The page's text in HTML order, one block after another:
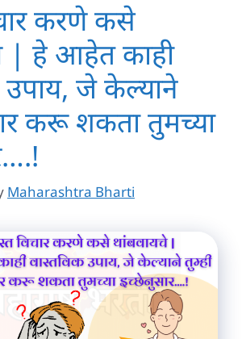
करणे कसे
| हे आहेत काही
उपाय, जे केल्याने
करू शकता तुमच्या
Maharashtra Bharti